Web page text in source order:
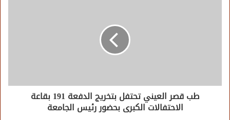
طب قصر العيني تحتفل بتخريج الدفعة 191 بقاعة
الاحتفالات الكبرى بحضور رئيس الجامعة